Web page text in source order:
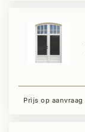
Prijs op aanvraag